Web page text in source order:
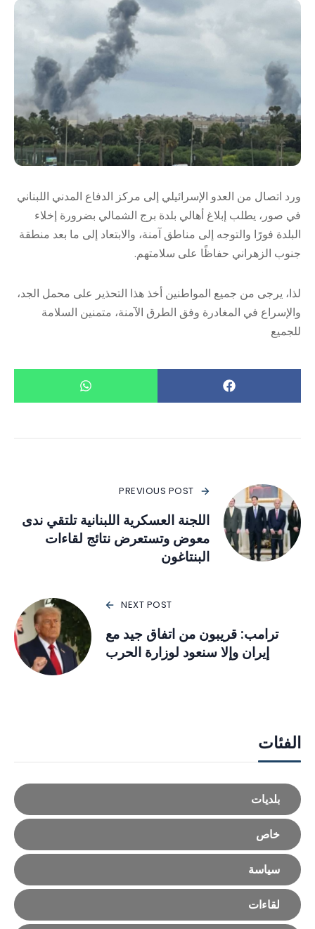
ورد اتصال من العدو الإسرائيلي إلى مركز الدفاع المدني اللبناني
في صور، يطلب إبلاغ أهالي بلدة برج الشمالي بضرورة إخلاء
البلدة فورًا والتوجه إلى مناطق آمنة، والابتعاد إلى ما بعد منطقة
جنوب الزهراني حفاظًا على سلامتهم.
لذا، يرجى من جميع المواطنين أخذ هذا التحذير على محمل الجد،
والإسراع في المغادرة وفق الطرق الآمنة، متمنين السلامة
للجميع
PREVIOUS POST
اللجنة العسكرية اللبنانية تلتقي ندى
معوض وتستعرض نتائج لقاءات
البنتاغون
NEXT POST
ترامب: قريبون من اتفاق جيد مع
إيران وإلا سنعود لوزارة الحرب
الفئات
بلديات
خاص
سياسة
لقاءات